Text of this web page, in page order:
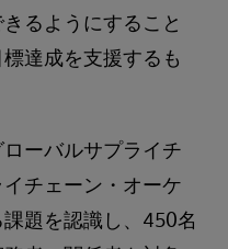
るようにすること
達成を支援するも
ーバルサプライチ
チェーン・オーケ
題を認識し、450名